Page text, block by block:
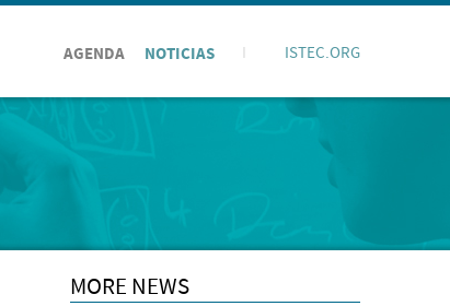
AGENDA NOTICIAS ISTEC.ORG
MORE NEWS